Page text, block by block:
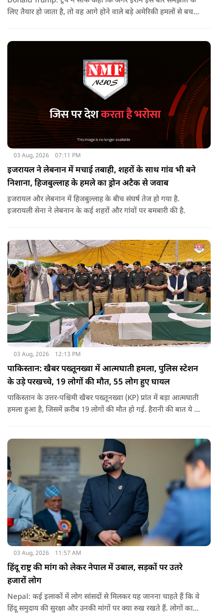
लिए तैयार हो जाता है, तो वह आगे होने वाले बड़े अमेरिकी हमलों से बच
03 Aug, 2026 07:11 PM
इजरायल ने लेबनान में मचाई तबाही, शहरों के साथ गांव भी बने
निशाना, हिजबुल्लाह के हमले का ड्रोन अटैक से जवाब
इजरायल और लेबनान में हिजबुल्लाह के बीच संघर्ष तेज हो गया है.
इजरायली सेना ने लेबनान के कई शहरों और गांवों पर बमबारी की है.
03 Aug, 2026 12:13 PM
पाकिस्तान: खैबर पख्तूनख्वा में आत्मघाती हमला, पुलिस स्टेशन
के उड़े परखच्चे, 19 लोगों की मौत, 55 लोग हुए घायल
पाकिस्तान के उत्तर-पश्चिमी खैबर पख्तूनख्वा (KP) प्रांत में बड़ा आत्मघाती
हमला हुआ है, जिसमें क़रीब 19 लोगों की मौत हो गई. हैरानी की बात ये है
03 Aug, 2026 11:57 AM
हिंदू राष्ट्र की मांग को लेकर नेपाल में उबाल, सड़कों पर उतरे
हजारों लोग
Nepal: कई इलाकों में लोग सांसदों से मिलकर यह जानना चाहते हैं कि वे
हिंदू समुदाय की सुरक्षा और उनकी मांगों पर क्या रुख रखते हैं. लोगों का